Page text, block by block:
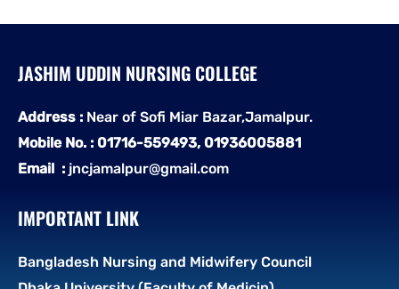
JASHIM UDDIN NURSING COLLEGE
Address : Near of Sofi Miar Bazar,Jamalpur.
Mobile No. : 01716-559493, 01936005881
Email : jncjamalpur@gmail.com
IMPORTANT LINK
Bangladesh Nursing and Midwifery Council